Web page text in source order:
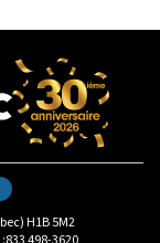
H1B 5M2